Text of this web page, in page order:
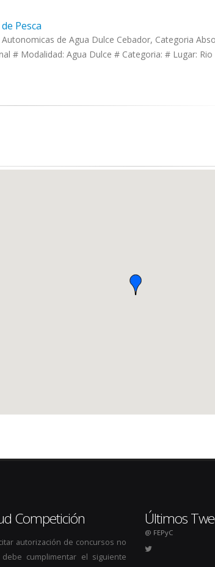
Pesca
de Agua Dulce Cebador, Categoria
# Modalidad: Agua Dulce # Categoria: # Lugar: Rio
Competición
autorización de concursos no
debe cumplimentar el siguiente
Últimos
@ FEPyC